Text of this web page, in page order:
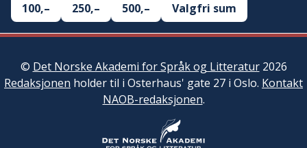
100,–
250,– 500,– Valgfri sum
© Det Norske Akademi for Språk og Litteratur2026
Redaksjonen holder til i Osterhaus' gate 27 i Oslo. Kontakt
NAOB-redaksjonen.